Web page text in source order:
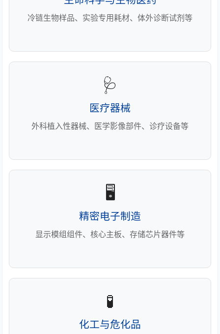
冷链生物样品、实验专用耗材、体外诊断试剂等
🩺
医疗器械
外科植入性器械、医学影像部件、诊疗设备等
🖥️
精密电子制造
显示模组组件、核心主板、存储芯片器件等
🧪
化工与危化品